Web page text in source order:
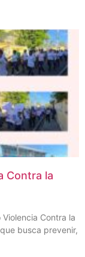
Contra la
Contra la
busca prevenir,